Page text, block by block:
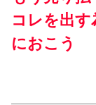
コレを出
におこう